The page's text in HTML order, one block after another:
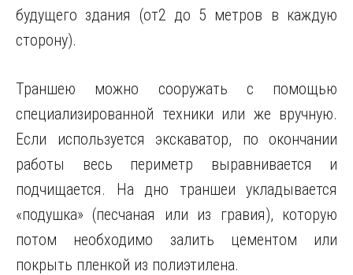
будущего здания (от2 до 5 метров в каждую
сторону).
Траншею можно сооружать с помощью
специализированной техники или же вручную.
Если используется экскаватор, по окончании
работы весь периметр выравнивается и
подчищается. На дно траншеи укладывается
«подушка» (песчаная или из гравия), которую
потом необходимо залить цементом или
покрыть пленкой из полиэтилена.